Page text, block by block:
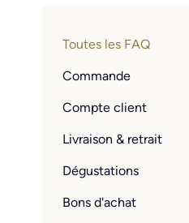
Toutes les FAQ
Commande
Compte client
Livraison & retrait
Dégustations
Bons d'achat